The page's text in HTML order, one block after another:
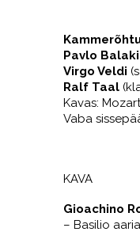
Pavlo
Virgo Veldi
Ralf Taal
Kavas:
Vaba
KAVA
Gioachino
– Basilio